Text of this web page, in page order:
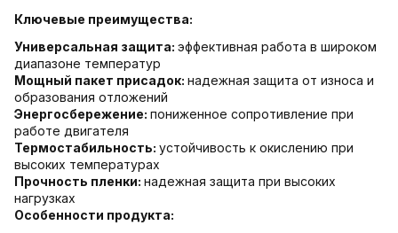
Ключевые преимущества:
Универсальная защита: эффективная работа в широком
диапазоне температур
Мощный пакет присадок: надежная защита от износа и
образования отложений
Энергосбережение: пониженное сопротивление при
работе двигателя
Термостабильность: устойчивость к окислению при
высоких температурах
Прочность пленки: надежная защита при высоких
нагрузках
Особенности продукта: